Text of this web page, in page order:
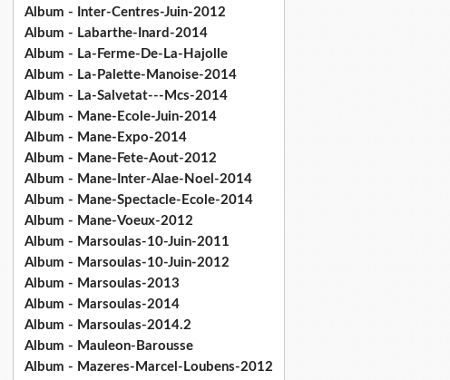
Album - Inter-Centres-Juin-2012
Album - Labarthe-Inard-2014
Album - La-Ferme-De-La-Hajolle
Album - La-Palette-Manoise-2014
Album - La-Salvetat---Mcs-2014
Album - Mane-Ecole-Juin-2014
Album - Mane-Expo-2014
Album - Mane-Fete-Aout-2012
Album - Mane-Inter-Alae-Noel-2014
Album - Mane-Spectacle-Ecole-2014
Album - Mane-Voeux-2012
Album - Marsoulas-10-Juin-2011
Album - Marsoulas-10-Juin-2012
Album - Marsoulas-2013
Album - Marsoulas-2014
Album - Marsoulas-2014.2
Album - Mauleon-Barousse
Album - Mazeres-Marcel-Loubens-2012